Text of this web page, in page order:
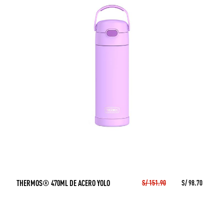
THERMOS® 470ML DE ACERO YOLO S/ 151.90 S/ 98.70